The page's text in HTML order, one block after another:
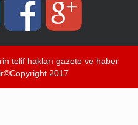
telif hakları gazete ve haber
2017